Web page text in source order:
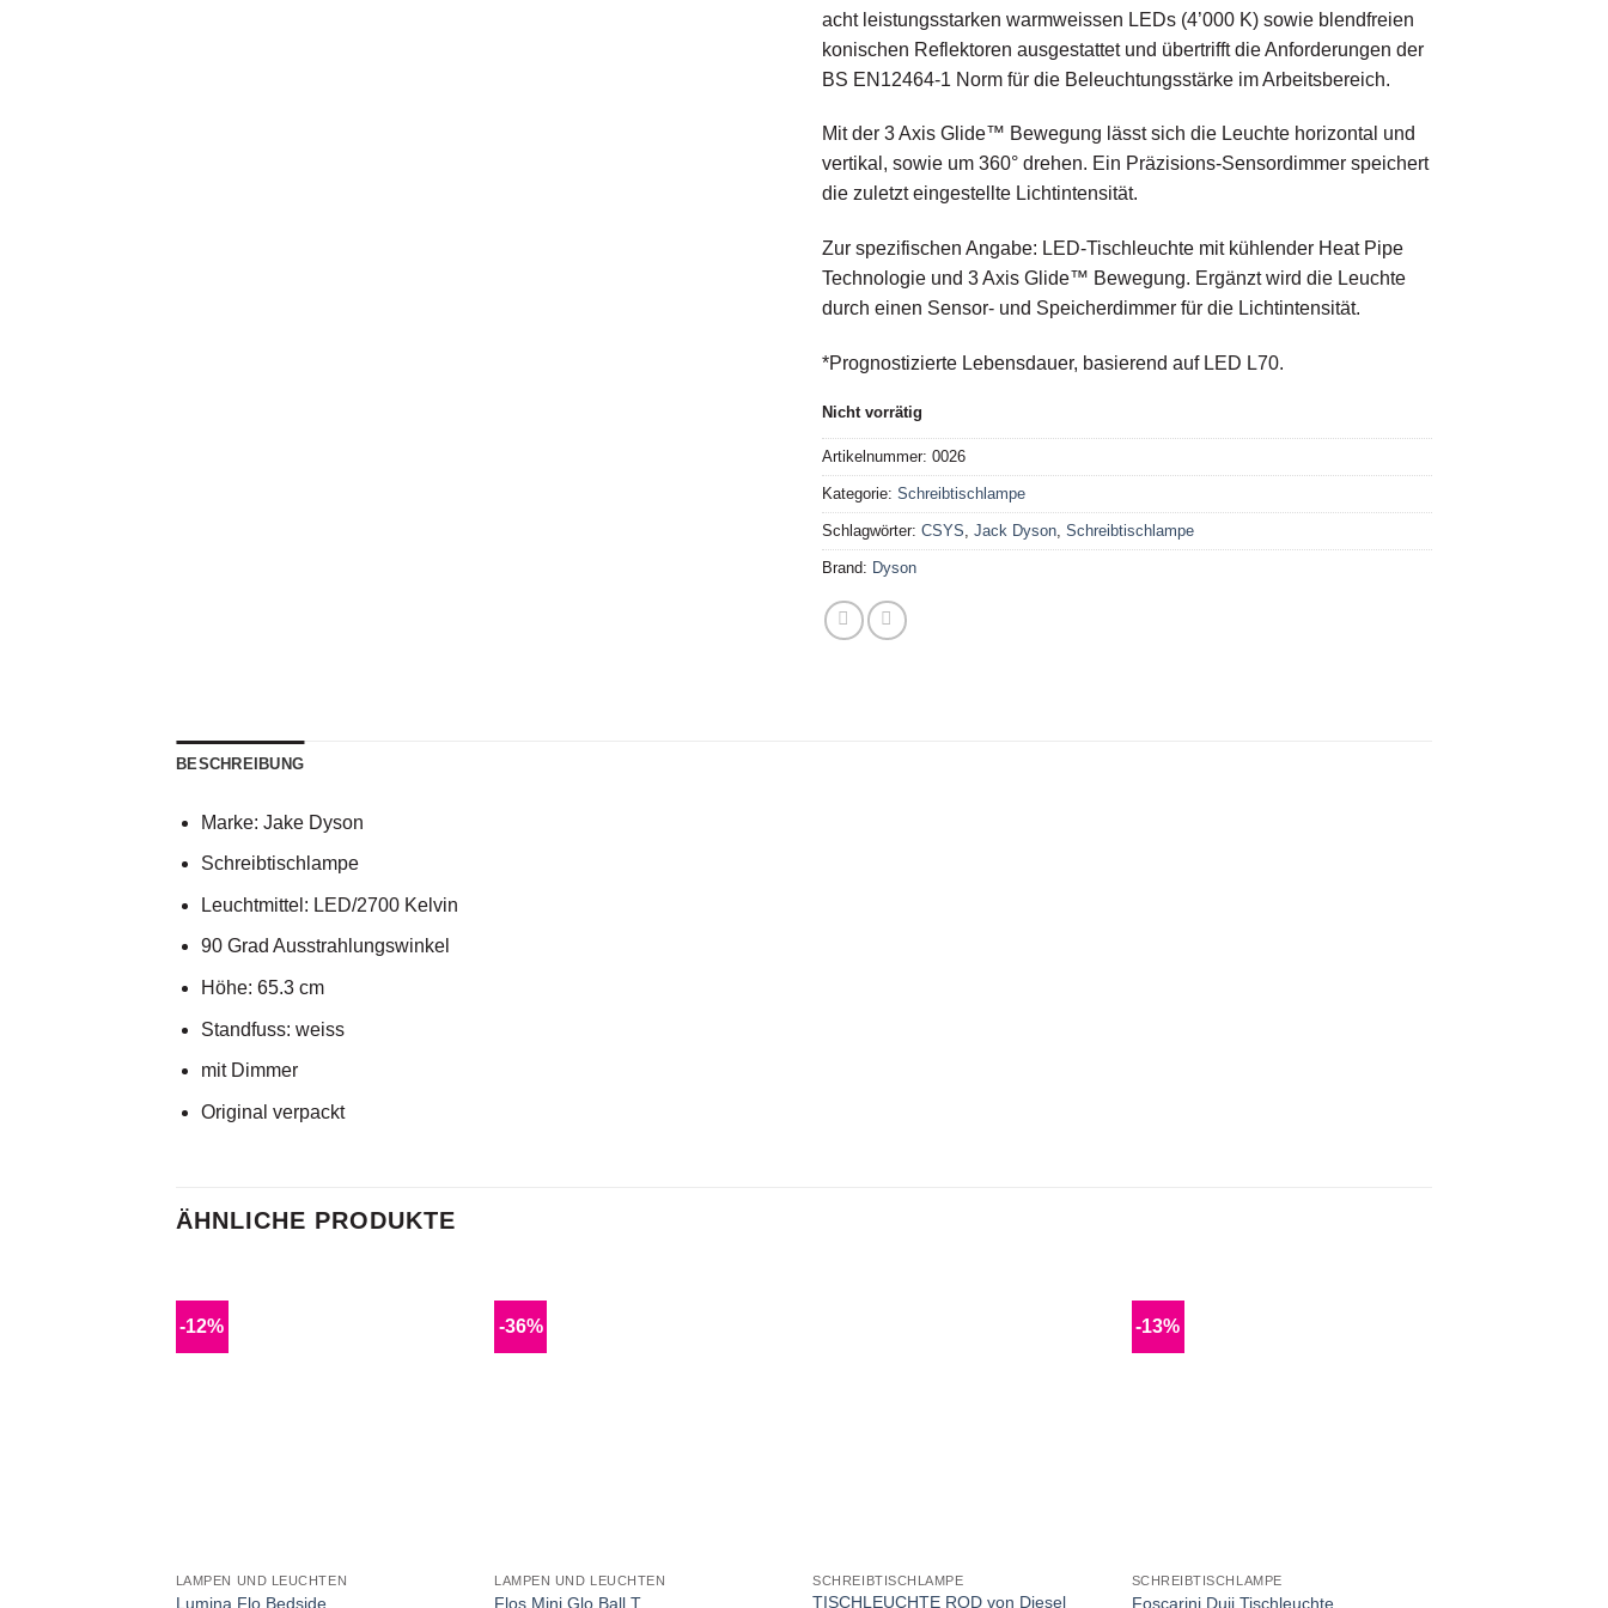
acht leistungsstarken warmweissen LEDs (4’000 K) sowie blendfreien
konischen Reflektoren ausgestattet und übertrifft die Anforderungen der
BS EN12464-1 Norm für die Beleuchtungsstärke im Arbeitsbereich.
Mit der 3 Axis Glide™ Bewegung lässt sich die Leuchte horizontal und
vertikal, sowie um 360° drehen. Ein Präzisions-Sensordimmer speichert
die zuletzt eingestellte Lichtintensität.
Zur spezifischen Angabe: LED-Tischleuchte mit kühlender Heat Pipe
Technologie und 3 Axis Glide™ Bewegung. Ergänzt wird die Leuchte
durch einen Sensor- und Speicherdimmer für die Lichtintensität.
*Prognostizierte Lebensdauer, basierend auf LED L70.
Nicht vorrätig
Artikelnummer: 0026
Kategorie: Schreibtischlampe
Schlagwörter: CSYS Jack Dyson Schreibtischlampe
Brand: Dyson
BESCHREIBUNG
Marke: Jake Dyson
Schreibtischlampe
Leuchtmittel: LED/2700 Kelvin
90 Grad Ausstrahlungswinkel
Höhe: 65.3 cm
Standfuss: weiss
mit Dimmer
Original verpackt
ÄHNLICHE PRODUKTE
-12%
LAMPEN UND LEUCHTEN
Lumina Flo Bedside
-36%
LAMPEN UND LEUCHTEN
Flos Mini Glo Ball T
SCHREIBTISCHLAMPE
TISCHLEUCHTE ROD von Diesel
-13%
SCHREIBTISCHLAMPE
Foscarini Duii Tischleuchte